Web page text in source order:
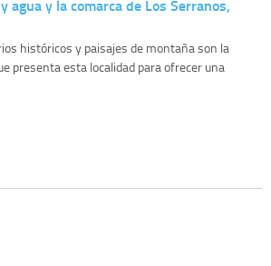
agua y la comarca de Los Serranos,
históricos y paisajes de montaña son la
presenta esta localidad para ofrecer una